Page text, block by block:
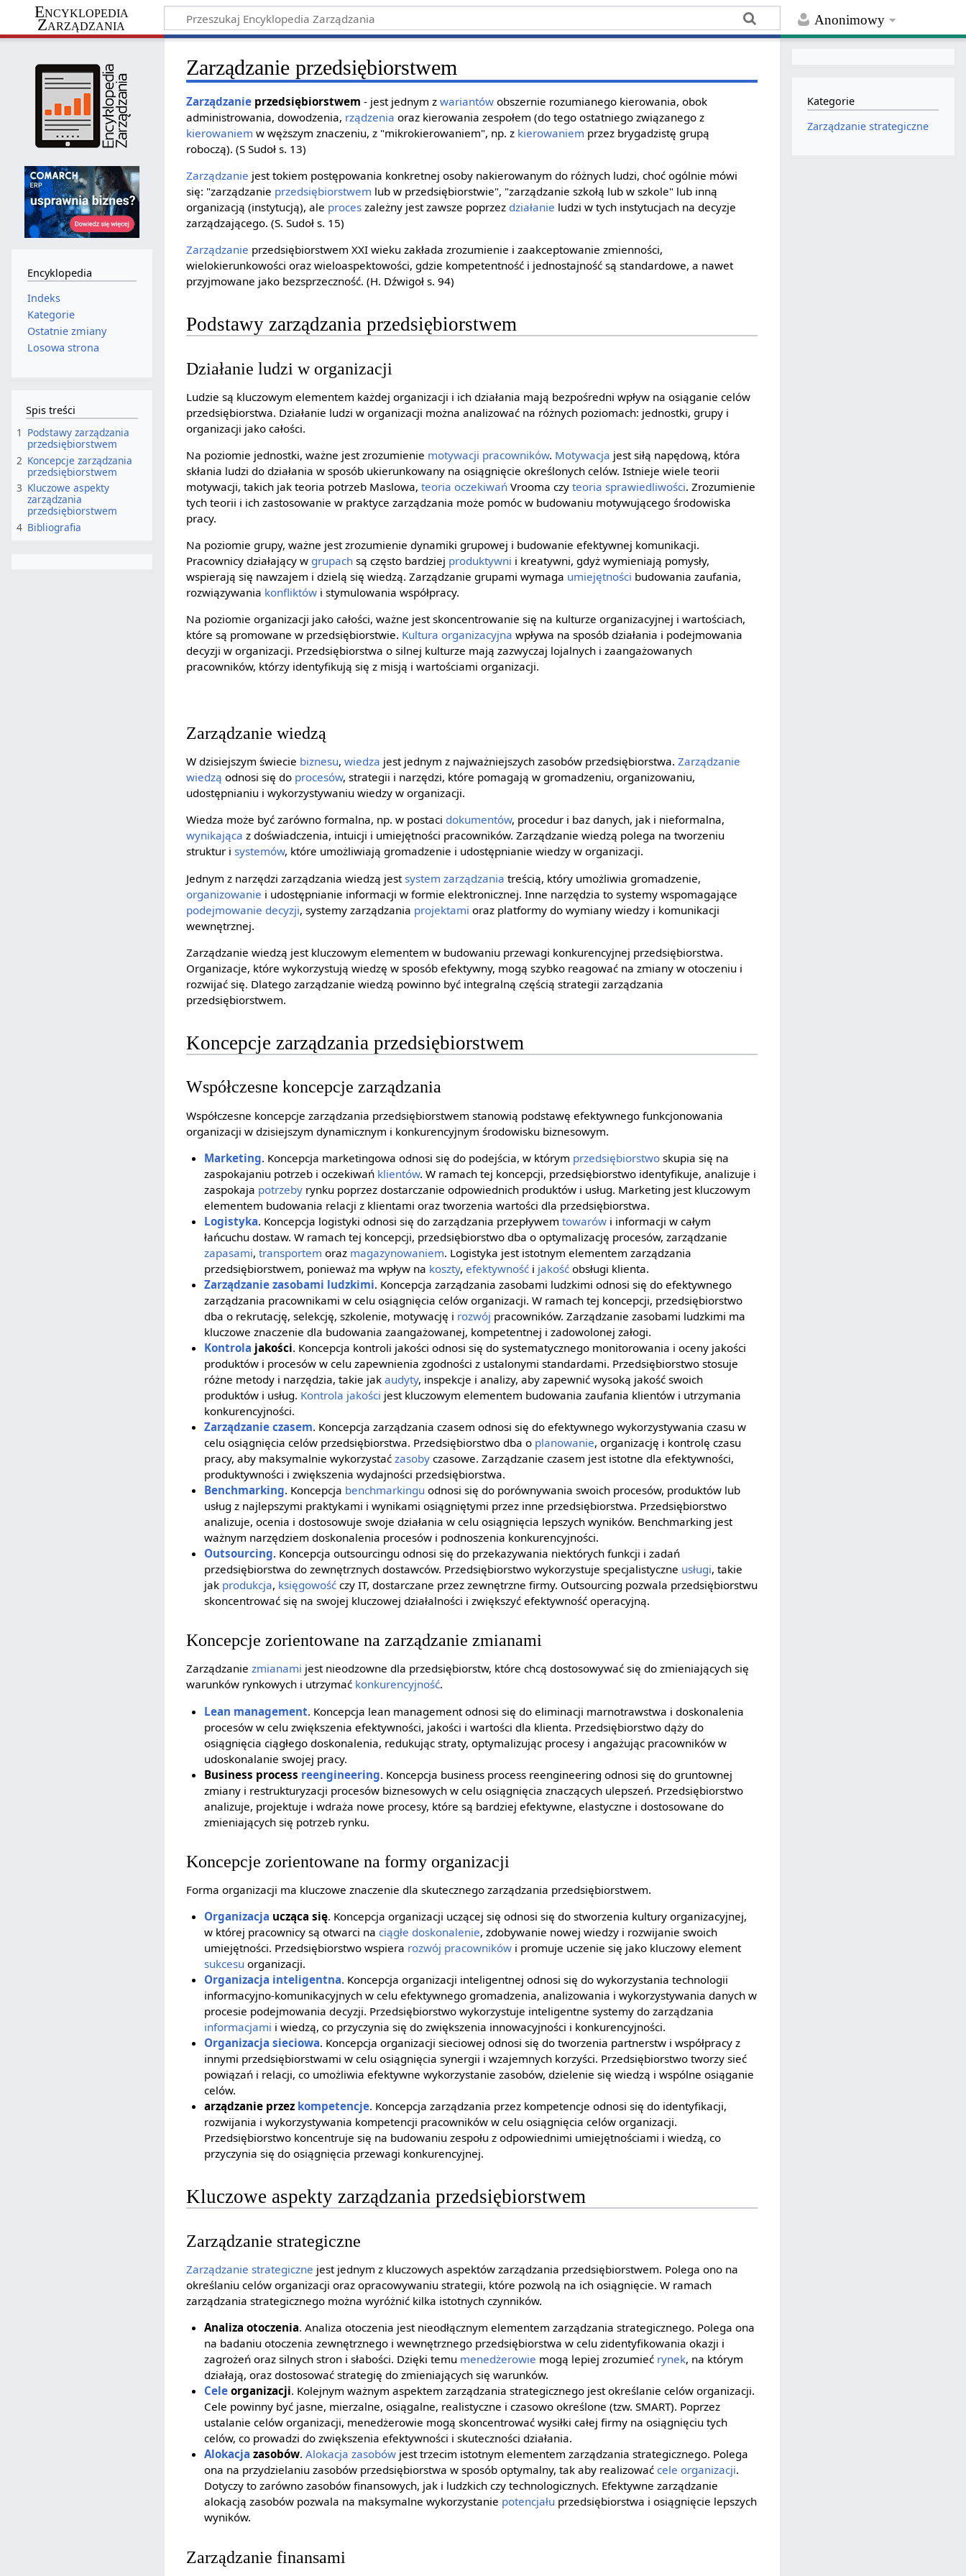
Anonimowy
Encyklopedia
Zarządzania
Zarządzanie przedsiębiorstwem
Zarządzanie przedsiębiorstwem - jest jednym zwariantów obszernie rozumianego kierowania, obok
administrowania, dowodzenia, rządzenia oraz kierowania zespołem (do tego ostatniego związanego z
kierowaniem w węższym znaczeniu, z "mikrokierowaniem", np. z kierowaniem przez brygadzistę grupą
roboczą). (S Sudoł s. 13)
Zarządzanie jest tokiem postępowania konkretnej osoby nakierowanym do różnych ludzi, choć ogólnie mówi
się: "zarządzanie przedsiębiorstwem lub w przedsiębiorstwie", "zarządzanie szkołą lub w szkole" lub inną
organizacją (instytucją), ale proces zależny jest zawsze poprzez działanie ludzi w tych instytucjach na decyzje
zarządzającego. (S. Sudoł s. 15)
Zarządzanie przedsiębiorstwem XXI wieku zakłada zrozumienie i zaakceptowanie zmienności,
wielokierunkowości oraz wieloaspektowości, gdzie kompetentność i jednostajność są standardowe, a nawet
przyjmowane jako bezsprzeczność. (H. Dźwigoł s. 94)
Podstawy zarządzania przedsiębiorstwem
Działanie ludzi w organizacji
Ludzie są kluczowym elementem każdej organizacji i ich działania mają bezpośredni wpływ na osiąganie celów
przedsiębiorstwa. Działanie ludzi w organizacji można analizować na różnych poziomach: jednostki, grupy i
organizacji jako całości.
Na poziomie jednostki, ważne jest zrozumienie motywacji pracowników. Motywacja jest siłą napędową, która
skłania ludzi do działania w sposób ukierunkowany na osiągnięcie określonych celów. Istnieje wiele teorii
motywacji, takich jak teoria potrzeb Maslowa,teoria oczekiwań Vrooma czyteoria sprawiedliwości. Zrozumienie
tych teorii i ich zastosowanie w praktyce zarządzania może pomóc w budowaniu motywującego środowiska
pracy.
Na poziomie grupy, ważne jest zrozumienie dynamiki grupowej i budowanie efektywnej komunikacji.
Pracownicy działający w grupach są często bardziej produktywni i kreatywni, gdyż wymieniają pomysły,
wspierają się nawzajem i dzielą się wiedzą. Zarządzanie grupami wymaga umiejętności budowania zaufania,
rozwiązywania konfliktów i stymulowania współpracy.
Na poziomie organizacji jako całości, ważne jest skoncentrowanie się na kulturze organizacyjnej i wartościach,
które są promowane w przedsiębiorstwie. Kultura organizacyjna wpływa na sposób działania i podejmowania
decyzji w organizacji. Przedsiębiorstwa o silnej kulturze mają zazwyczaj lojalnych i zaangażowanych
pracowników, którzy identyfikują się z misją i wartościami organizacji.
Zarządzanie wiedzą
W dzisiejszym świecie biznesu,wiedza jest jednym z najważniejszych zasobów przedsiębiorstwa.Zarządzanie
wiedzą odnosi się do procesów, strategii i narzędzi, które pomagają w gromadzeniu, organizowaniu,
udostępnianiu i wykorzystywaniu wiedzy w organizacji.
Wiedza może być zarówno formalna, np. w postaci dokumentów, procedur i baz danych, jak i nieformalna,
wynikająca z doświadczenia, intuicji i umiejętności pracowników. Zarządzanie wiedzą polega na tworzeniu
struktur isystemów, które umożliwiają gromadzenie i udostępnianie wiedzy w organizacji.
Jednym z narzędzi zarządzania wiedzą jestsystem zarządzania treścią, który umożliwia gromadzenie,
organizowanie i udostępnianie informacji w formie elektronicznej. Inne narzędzia to systemy wspomagające
podejmowanie decyzji, systemy zarządzania projektami oraz platformy do wymiany wiedzy i komunikacji
wewnętrznej.
Zarządzanie wiedzą jest kluczowym elementem w budowaniu przewagi konkurencyjnej przedsiębiorstwa.
Organizacje, które wykorzystują wiedzę w sposób efektywny, mogą szybko reagować na zmiany w otoczeniu i
rozwijać się. Dlatego zarządzanie wiedzą powinno być integralną częścią strategii zarządzania
przedsiębiorstwem.
Koncepcje zarządzania przedsiębiorstwem
Współczesne koncepcje zarządzania
Współczesne koncepcje zarządzania przedsiębiorstwem stanowią podstawę efektywnego funkcjonowania
organizacji w dzisiejszym dynamicznym i konkurencyjnym środowisku biznesowym.
Marketing. Koncepcja marketingowa odnosi się do podejścia, w którym przedsiębiorstwoskupia się na
zaspokajaniu potrzeb i oczekiwań klientów. W ramach tej koncepcji, przedsiębiorstwo identyfikuje, analizuje i
zaspokaja potrzebyrynku poprzez dostarczanie odpowiednich produktów i usług. Marketing jest kluczowym
elementem budowania relacji z klientami oraz tworzenia wartości dla przedsiębiorstwa.
Logistyka. Koncepcja logistyki odnosi się do zarządzania przepływem towarówi informacji w całym
łańcuchu dostaw. W ramach tej koncepcji, przedsiębiorstwo dba o optymalizację procesów, zarządzanie
zapasami, transportem oraz magazynowaniem. Logistyka jest istotnym elementem zarządzania
przedsiębiorstwem, ponieważ ma wpływ na koszty, efektywnośći jakośćobsługi klienta.
Zarządzanie zasobami ludzkimi. Koncepcja zarządzania zasobami ludzkimi odnosi się do efektywnego
zarządzania pracownikami w celu osiągnięcia celów organizacji. W ramach tej koncepcji, przedsiębiorstwo
dba o rekrutację, selekcję, szkolenie, motywację i rozwój pracowników. Zarządzanie zasobami ludzkimi ma
kluczowe znaczenie dla budowania zaangażowanej, kompetentnej i zadowolonej załogi.
Kontrola jakości. Koncepcja kontroli jakości odnosi się do systematycznego monitorowania i oceny jakości
produktów i procesów w celu zapewnienia zgodności z ustalonymi standardami. Przedsiębiorstwo stosuje
różne metody i narzędzia, takie jak audyty, inspekcje i analizy, aby zapewnić wysoką jakość swoich
produktów i usług. Kontrola jakości jest kluczowym elementem budowania zaufania klientów i utrzymania
konkurencyjności.
Zarządzanie czasem. Koncepcja zarządzania czasem odnosi się do efektywnego wykorzystywania czasu w
celu osiągnięcia celów przedsiębiorstwa. Przedsiębiorstwo dba o planowanie, organizację i kontrolę czasu
pracy, aby maksymalnie wykorzystać zasobyczasowe. Zarządzanie czasem jest istotne dla efektywności,
produktywności i zwiększenia wydajności przedsiębiorstwa.
Benchmarking. Koncepcja benchmarkingu odnosi się do porównywania swoich procesów, produktów lub
usług z najlepszymi praktykami i wynikami osiągniętymi przez inne przedsiębiorstwa. Przedsiębiorstwo
analizuje, ocenia i dostosowuje swoje działania w celu osiągnięcia lepszych wyników. Benchmarking jest
ważnym narzędziem doskonalenia procesów i podnoszenia konkurencyjności.
Outsourcing. Koncepcja outsourcingu odnosi się do przekazywania niektórych funkcji i zadań
przedsiębiorstwa do zewnętrznych dostawców. Przedsiębiorstwo wykorzystuje specjalistyczne usługi, takie
jak produkcja, księgowośćczy IT, dostarczane przez zewnętrzne firmy. Outsourcing pozwala przedsiębiorstwu
skoncentrować się na swojej kluczowej działalności i zwiększyć efektywność operacyjną.
Koncepcje zorientowane na zarządzanie zmianami
Zarządzaniezmianami jest nieodzowne dla przedsiębiorstw, które chcą dostosowywać się do zmieniających się
warunków rynkowych i utrzymać konkurencyjność.
Lean management. Koncepcja lean management odnosi się do eliminacji marnotrawstwa i doskonalenia
procesów w celu zwiększenia efektywności, jakości i wartości dla klienta. Przedsiębiorstwo dąży do
osiągnięcia ciągłego doskonalenia, redukując straty, optymalizując procesy i angażując pracowników w
udoskonalanie swojej pracy.
Business process reengineering. Koncepcja business process reengineering odnosi się do gruntownej
zmiany i restrukturyzacji procesów biznesowych w celu osiągnięcia znaczących ulepszeń. Przedsiębiorstwo
analizuje, projektuje i wdraża nowe procesy, które są bardziej efektywne, elastyczne i dostosowane do
zmieniających się potrzeb rynku.
Koncepcje zorientowane na formy organizacji
Forma organizacji ma kluczowe znaczenie dla skutecznego zarządzania przedsiębiorstwem.
Organizacja ucząca się. Koncepcja organizacji uczącej się odnosi się do stworzenia kultury organizacyjnej,
w której pracownicy są otwarci na ciągłe doskonalenie, zdobywanie nowej wiedzy i rozwijanie swoich
umiejętności. Przedsiębiorstwo wspiera rozwój pracownikówi promuje uczenie się jako kluczowy element
sukcesu organizacji.
Organizacja inteligentna. Koncepcja organizacji inteligentnej odnosi się do wykorzystania technologii
informacyjno-komunikacyjnych w celu efektywnego gromadzenia, analizowania i wykorzystywania danych w
procesie podejmowania decyzji. Przedsiębiorstwo wykorzystuje inteligentne systemy do zarządzania
informacjami i wiedzą, co przyczynia się do zwiększenia innowacyjności i konkurencyjności.
Organizacja sieciowa. Koncepcja organizacji sieciowej odnosi się do tworzenia partnerstw i współpracy z
innymi przedsiębiorstwami w celu osiągnięcia synergii i wzajemnych korzyści. Przedsiębiorstwo tworzy sieć
powiązań i relacji, co umożliwia efektywne wykorzystanie zasobów, dzielenie się wiedzą i wspólne osiąganie
celów.
arządzanie przez kompetencje. Koncepcja zarządzania przez kompetencje odnosi się do identyfikacji,
rozwijania i wykorzystywania kompetencji pracowników w celu osiągnięcia celów organizacji.
Przedsiębiorstwo koncentruje się na budowaniu zespołu z odpowiednimi umiejętnościami i wiedzą, co
przyczynia się do osiągnięcia przewagi konkurencyjnej.
Kluczowe aspekty zarządzania przedsiębiorstwem
Zarządzanie strategiczne
Zarządzanie strategiczne jest jednym z kluczowych aspektów zarządzania przedsiębiorstwem. Polega ono na
określaniu celów organizacji oraz opracowywaniu strategii, które pozwolą na ich osiągnięcie. W ramach
zarządzania strategicznego można wyróżnić kilka istotnych czynników.
Analiza otoczenia. Analiza otoczenia jest nieodłącznym elementem zarządzania strategicznego. Polega ona
na badaniu otoczenia zewnętrznego i wewnętrznego przedsiębiorstwa w celu zidentyfikowania okazji i
zagrożeń oraz silnych stron i słabości. Dzięki temu menedżerowie mogą lepiej zrozumieć rynek, na którym
działają, oraz dostosować strategię do zmieniających się warunków.
Celeorganizacji. Kolejnym ważnym aspektem zarządzania strategicznego jest określanie celów organizacji.
Cele powinny być jasne, mierzalne, osiągalne, realistyczne i czasowo określone (tzw. SMART). Poprzez
ustalanie celów organizacji, menedżerowie mogą skoncentrować wysiłki całej firmy na osiągnięciu tych
celów, co prowadzi do zwiększenia efektywności i skuteczności działania.
Alokacja zasobów. Alokacja zasobówjest trzecim istotnym elementem zarządzania strategicznego. Polega
ona na przydzielaniu zasobów przedsiębiorstwa w sposób optymalny, tak aby realizować cele organizacji.
Dotyczy to zarówno zasobów finansowych, jak i ludzkich czy technologicznych. Efektywne zarządzanie
alokacją zasobów pozwala na maksymalne wykorzystanie potencjału przedsiębiorstwa i osiągnięcie lepszych
wyników.
Zarządzanie finansami
Encyklopedia
Indeks
Kategorie
Ostatnie zmiany
Losowa strona
Spis treści
1 Podstawy zarządzania
przedsiębiorstwem
2 Koncepcje zarządzania
przedsiębiorstwem
3 Kluczowe aspekty
zarządzania
przedsiębiorstwem
4 Bibliografia
Kategorie
Zarządzanie strategiczne